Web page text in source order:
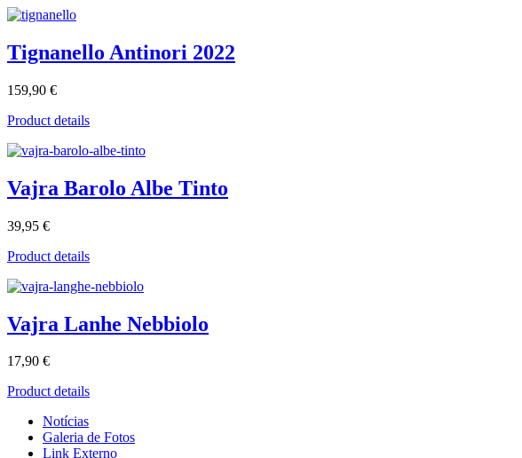
Tignanello Antinori 2022
159,90 €
Product details
Vajra Barolo Albe Tinto
39,95 €
Product details
Vajra Lanhe Nebbiolo
17,90 €
Product details
Notícias
Galeria de Fotos
Link Externo